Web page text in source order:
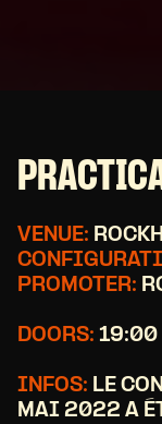
VENUE:
PROMOTER:
DOORS: 19:00
INFOS: LE
MAI 2022 A